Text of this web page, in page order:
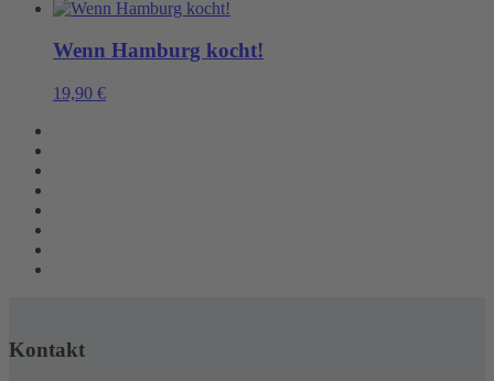
Wenn Hamburg kocht!
19,90 €
Kontakt